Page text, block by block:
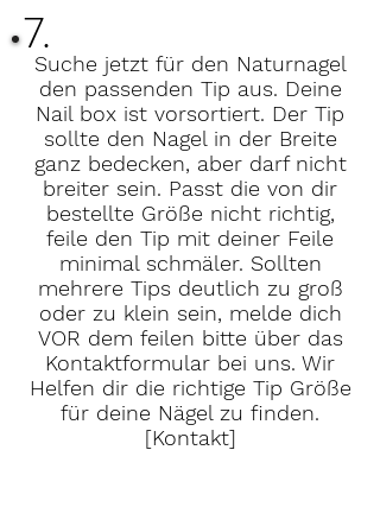
7.Suche jetzt für den Naturnagel
den passenden Tip aus. Deine
Nail box ist vorsortiert. Der Tip
sollte den Nagel in der Breite
ganz bedecken, aber darf nicht
breiter sein. Passt die von dir
bestellte Größe nicht richtig,
feile den Tip mit deiner Feile
minimal schmäler. Sollten
mehrere Tips deutlich zu groß
oder zu klein sein, melde dich
VOR dem feilen bitte über das
Kontaktformular bei uns. Wir
Helfen dir die richtige Tip Größe
für deine Nägel zu finden.
[Kontakt]